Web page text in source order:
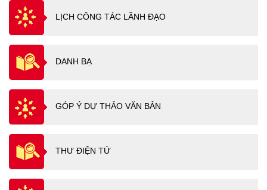
LỊCH CÔNG TÁC LÃNH ĐẠO
DANH BẠ
GÓP Ý DỰ THẢO VĂN BẢN
THƯ ĐIỆN TỬ